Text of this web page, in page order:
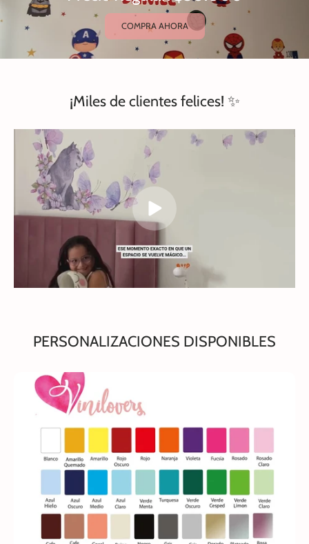
COMPRA AHORA
¡Miles de clientes felices! ✨
PERSONALIZACIONES DISPONIBLES